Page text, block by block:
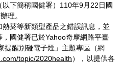
下簡稱國健署）110年9月22日國
理。
菸等新類型產品之錯誤訊息，並
國健署已於Yahoo奇摩網路平臺
提醒別碰電子煙」主題專區（網
topic/2020health），以提供各